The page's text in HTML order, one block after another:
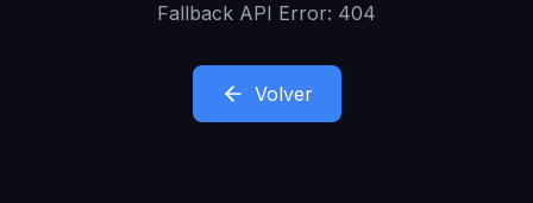
Fallback API Error: 404
Volver